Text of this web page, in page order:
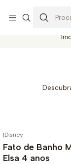
A 5 DIAS
-50%
|Disney
Fato de Banho
Elsa 4 anos